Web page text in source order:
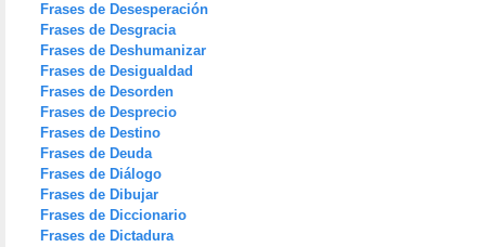
Frases de Desesperación
Frases de Desgracia
Frases de Deshumanizar
Frases de Desigualdad
Frases de Desorden
Frases de Desprecio
Frases de Destino
Frases de Deuda
Frases de Diálogo
Frases de Dibujar
Frases de Diccionario
Frases de Dictadura